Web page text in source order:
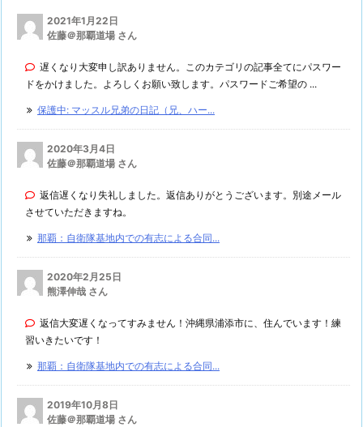
2021年1月22日
佐藤＠那覇道場 さん
遅くなり大変申し訳ありません。このカテゴリの記事全てにパスワー
ドをかけました。よろしくお願い致します。パスワードご希望の ...
保護中: マッスル兄弟の日記（兄、ハー...
2020年3月4日
佐藤＠那覇道場 さん
返信遅くなり失礼しました。返信ありがとうございます。別途メール
させていただきますね。
那覇：自衛隊基地内での有志による合同...
2020年2月25日
熊澤伸哉 さん
返信大変遅くなってすみません！沖縄県浦添市に、住んでいます！練
習いきたいです！
那覇：自衛隊基地内での有志による合同...
2019年10月8日
佐藤＠那覇道場 さん